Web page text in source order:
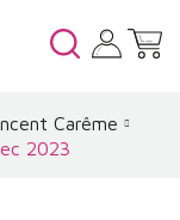
Carême
2023